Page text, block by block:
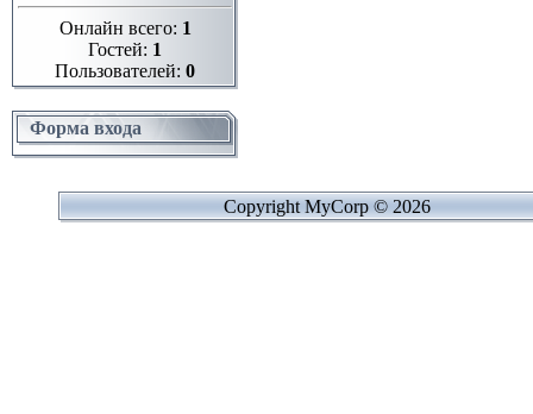
Онлайн всего: 1
Гостей: 1
Пользователей: 0
Форма входа
Copyright MyCorp © 2026